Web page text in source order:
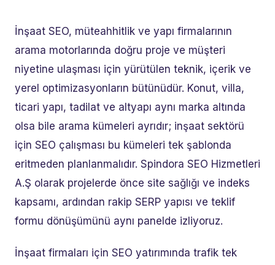
İnşaat SEO, müteahhitlik ve yapı firmalarının
arama motorlarında doğru proje ve müşteri
niyetine ulaşması için yürütülen teknik, içerik ve
yerel optimizasyonların bütünüdür. Konut, villa,
ticari yapı, tadilat ve altyapı aynı marka altında
olsa bile arama kümeleri ayrıdır; inşaat sektörü
için SEO çalışması bu kümeleri tek şablonda
eritmeden planlanmalıdır. Spindora SEO Hizmetleri
A.Ş olarak projelerde önce site sağlığı ve indeks
kapsamı, ardından rakip SERP yapısı ve teklif
formu dönüşümünü aynı panelde izliyoruz.
İnşaat firmaları için SEO yatırımında trafik tek